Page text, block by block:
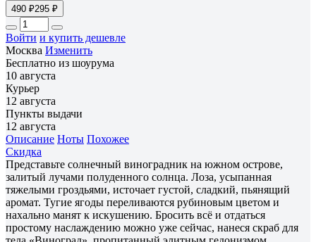
490 ₽295 ₽
Войти и купить дешевле
Москва Изменить
Бесплатно из шоурума
10 августа
Курьер
12 августа
Пункты выдачи
12 августа
Описание Ноты Похожее
Скидка
Представьте солнечный виноградник на южном острове,
залитый лучами полуденного солнца. Лоза, усыпанная
тяжелыми гроздьями, источает густой, сладкий, пьянящий
аромат. Тугие ягоды переливаются рубиновым цветом и
нахально манят к искушению. Бросить всё и отдаться
простому наслаждению можно уже сейчас, нанеся скраб для